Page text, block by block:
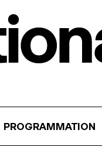
PROGRAMMATION